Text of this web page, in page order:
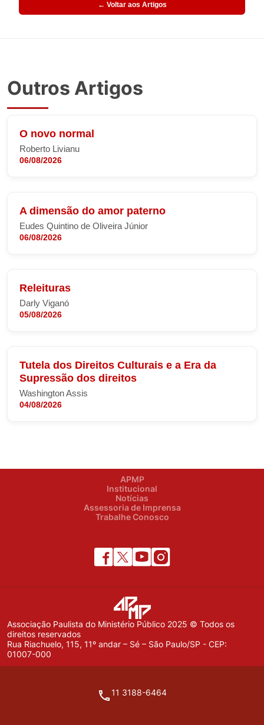
← Voltar aos Artigos
Outros Artigos
O novo normal
Roberto Livianu
06/08/2026
A dimensão do amor paterno
Eudes Quintino de Oliveira Júnior
06/08/2026
Releituras
Darly Viganó
05/08/2026
Tutela dos Direitos Culturais e a Era da
Supressão dos direitos
Washington Assis
04/08/2026
APMP
Institucional
Notícias
Assessoria de Imprensa
Trabalhe Conosco
Associação Paulista do Ministério Público 2025 © Todos os
direitos reservados
Rua Riachuelo, 115, 11º andar – Sé – São Paulo/SP - CEP:
01007-000
11 3188-6464